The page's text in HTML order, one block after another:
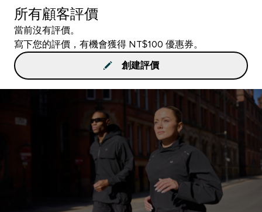
所有顧客評價
當前沒有評價。
寫下您的評價，有機會獲得 NT$100 優惠券。
創建評價